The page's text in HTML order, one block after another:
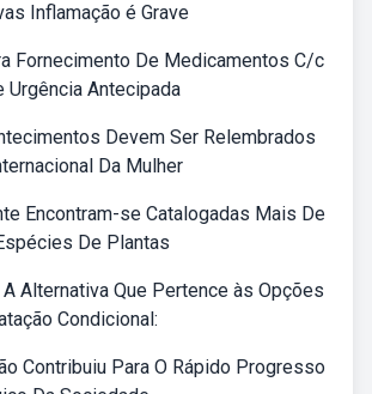
Inflamação é Grave
Fornecimento De Medicamentos C/c
Urgência Antecipada
Devem Ser Relembrados
Da Mulher
Encontram-se Catalogadas Mais De
De Plantas
Alternativa Que Pertence às Opções
Condicional:
Contribuiu Para O Rápido Progresso